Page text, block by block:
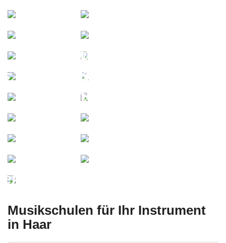
Carmen
Dizziphus
Klavierunterricht
im Schwabing
München
Herbalifer
Quokka
Simone
Musikschulen für Ihr Instrument
in Haar